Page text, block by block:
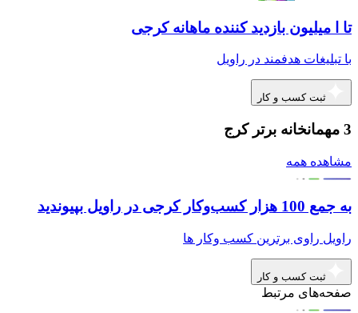
تا ا میلیون بازدید کننده ماهانه کرجی
با تبلیغات هدفمند در راویل
ثبت کسب و کار
3 مهمانخانه برتر کرج
مشاهده همه
به جمع 100 هزار کسب‌وکار کرجی در راویل بپیوندید
راویل راوی برترین کسب وکار ها
ثبت کسب و کار
صفحه‌های مرتبط